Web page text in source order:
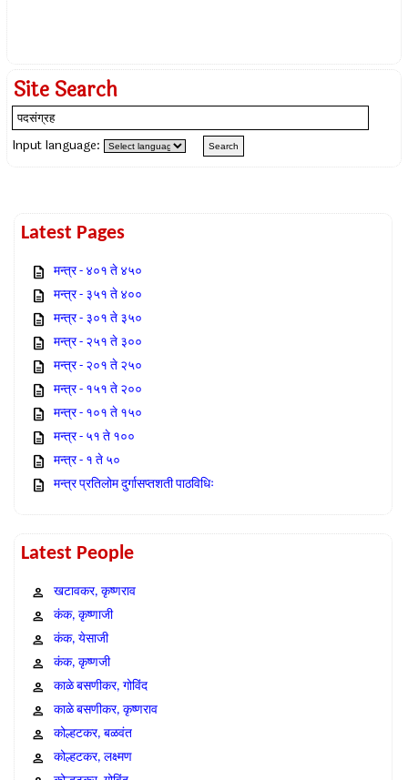
Site Search
Input language:
Latest Pages
मन्त्र - ४०१ ते ४५०
मन्त्र - ३५१ ते ४००
मन्त्र - ३०१ ते ३५०
मन्त्र - २५१ ते ३००
मन्त्र - २०१ ते २५०
मन्त्र - १५१ ते २००
मन्त्र - १०१ ते १५०
मन्त्र - ५१ ते १००
मन्त्र - १ ते ५०
मन्त्र प्रतिलोम दुर्गासप्तशती पाठविधिः
Latest People
खटावकर, कृष्णराव
कंक, कृष्णाजी
कंक, येसाजी
कंक, कृष्णजी
काळे बसणीकर, गोविंद
काळे बसणीकर, कृष्णराव
कोल्हटकर, बळवंत
कोल्हटकर, लक्ष्मण